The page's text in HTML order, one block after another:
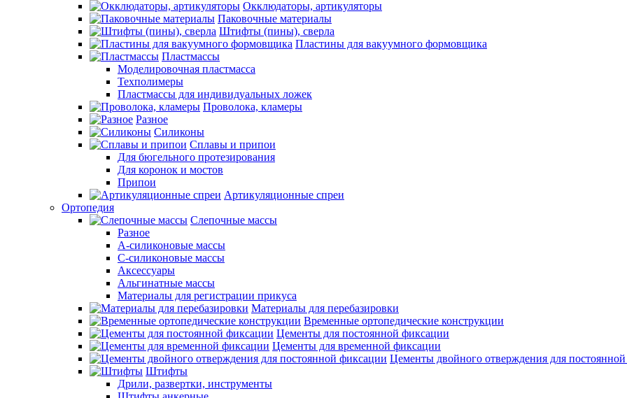
Окклюдаторы, артикуляторы
Паковочные материалы
Штифты (пины), сверла
Пластины для вакуумного формовщика
Пластмассы
Моделировочная пластмасса
Техполимеры
Пластмассы для индивидуальных ложек
Проволока, кламеры
Разное
Силиконы
Сплавы и припои
Для бюгельного протезирования
Для коронок и мостов
Припои
Артикуляционные спреи
Ортопедия
Слепочные массы
Разное
А-силиконовые массы
С-силиконовые массы
Аксессуары
Альгинатные массы
Материалы для регистрации прикуса
Материалы для перебазировки
Временные ортопедические конструкции
Цементы для постоянной фиксации
Цементы для временной фиксации
Цементы двойного отверждения для
Штифты
Дрили, развертки, инструменты